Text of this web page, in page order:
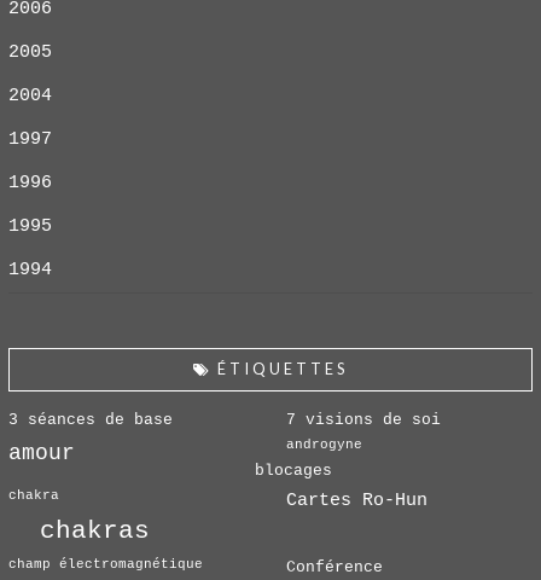
2006
2005
2004
1997
1996
1995
1994
ÉTIQUETTES
3 séances de base 7 visions de soi
amour androgyne
blocages
Cartes Ro-Hun
chakra
chakras
champ électromagnétique Conférence